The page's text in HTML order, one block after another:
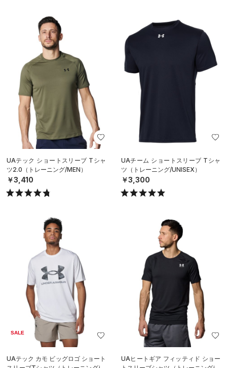
UAテック ショートスリーブ Tシャ
ツ2.0（トレーニング/MEN）
￥3,410
UAチーム ショートスリーブ Tシャ
ツ（トレーニング/UNISEX）
￥3,300
SALE
UAテック カモ ビッグロゴ ショート
UAヒートギア フィッティド ショー